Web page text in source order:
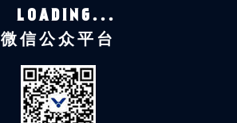
LOADING...
微信公众平台